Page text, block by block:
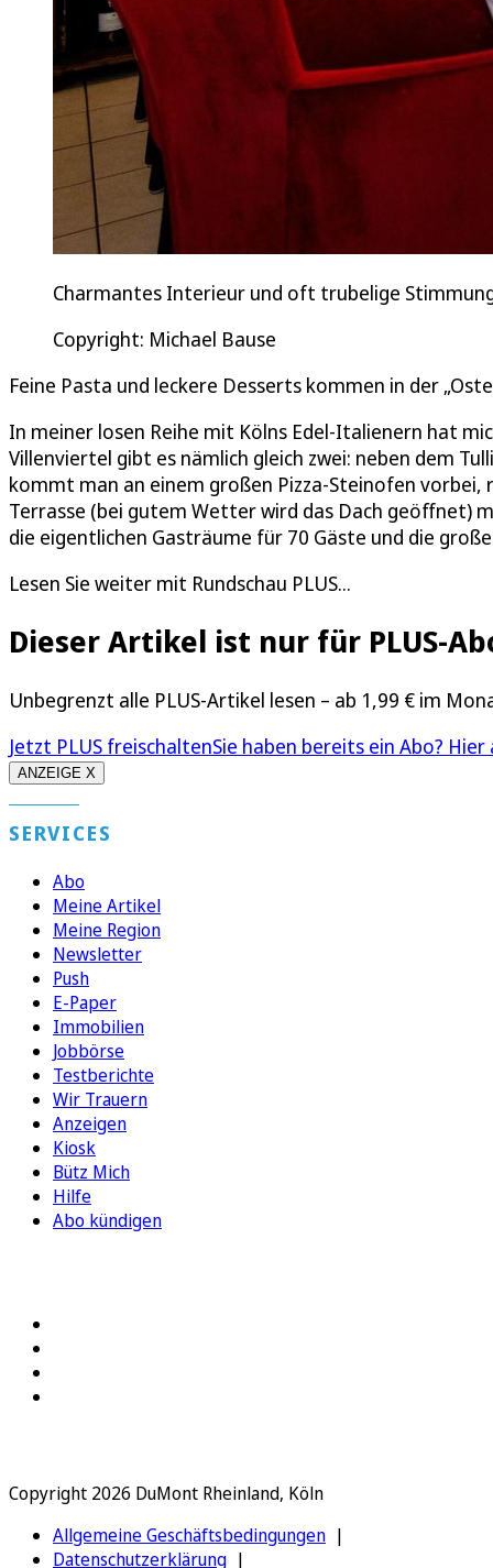
Charmantes Interieur und oft trubelige
Copyright: Michael Bause
Feine Pasta und leckere Desserts kommen in der
In meiner losen Reihe mit Kölns Edel-Italienern hat
Villenviertel gibt es nämlich gleich zwei: neben dem
kommt man an einem großen Pizza-Steinofen
Terrasse (bei gutem Wetter wird das Dach geöffnet)
die eigentlichen Gasträume für 70 Gäste und die
Lesen Sie weiter mit Rundschau PLUS...
Dieser Artikel ist nur für PLUS-
Unbegrenzt alle PLUS-Artikel lesen – ab 1,99 € im
Jetzt PLUS freischaltenSie haben bereits ein Abo? Hier
ANZEIGE X
SERVICES
Abo
Meine Artikel
Meine Region
Newsletter
Push
E-Paper
Immobilien
Jobbörse
Testberichte
Wir Trauern
Anzeigen
Kiosk
Bütz Mich
Hilfe
Abo kündigen
Copyright 2026 DuMont Rheinland, Köln
Allgemeine Geschäftsbedingungen
Datenschutzerklärung